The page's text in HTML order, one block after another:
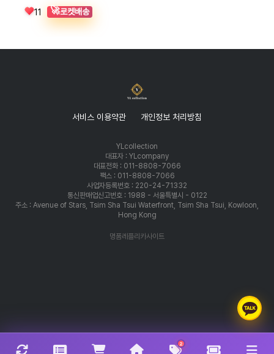
11 🚀로켓배송
서비스 이용약관 개인정보 처리방침
YLcollection
대표자 : YLcompany
대표전화 : 011-8808-7066
팩스 : 011-8808-7066
사업자등록번호 : 220-24-71332
통신판매업신고번호 : 1988 - 서울특별시 - 0122
주소 : Avenue of Stars, Tsim Sha Tsui Waterfront, Tsim Sha Tsui, Kowloon,
Hong Kong
명품레플리카사이트
2